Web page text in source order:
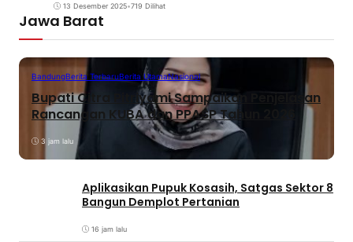
13 Desember 2025•719 Dilihat
Jawa Barat
BandungBerita TerbaruBerita UtamaNasional
Bupati Citra Pitriyami Sampaikan Penjelasan
Rancangan KUBA dan PPASP Tahun 2026
3 jam lalu
Aplikasikan Pupuk Kosasih, Satgas Sektor 8
Bangun Demplot Pertanian
16 jam lalu